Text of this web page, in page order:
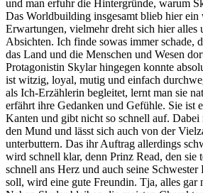
und man erfuhr die Hintergründe, warum
Das Worldbuilding insgesamt blieb hier ein
Erwartungen, vielmehr dreht sich hier alles
Absichten. Ich finde sowas immer schade,
das Land und die Menschen und Wesen
Protagonistin Skylar hingegen konnte
ist witzig, loyal, mutig und einfach
als Ich-Erzählerin begleitet, lernt man sie
erfährt ihre Gedanken und Gefühle. Sie ist
Kanten und gibt nicht so schnell auf.
den Mund und lässt sich auch von der
unterbuttern. Das ihr Auftrag allerdings
wird schnell klar, denn Prinz Read, den sie
schnell ans Herz und auch seine
soll, wird eine gute Freundin. Tja, alles gar